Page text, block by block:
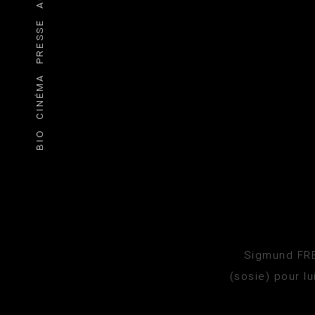
BIO
CINÉMA
PRESSE
Sigmund
(sosie) pour